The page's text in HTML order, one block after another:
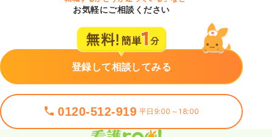
お気軽にご相談ください
登録して相談してみる
0120-512-919 平日9:00～18:00